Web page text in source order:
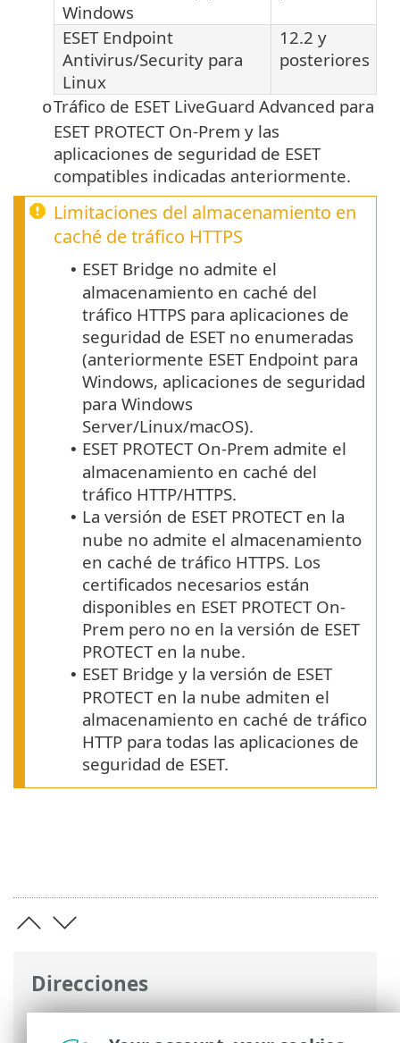
Direcciones
Ayuda en línea de ESET>ESET Bridge>
Windows
ESET Endpoint
Antivirus/Security para
Linux
12.2 y
posteriores
oTráfico de ESET LiveGuard Advanced para
ESET PROTECT On-Prem y las
aplicaciones de seguridad de ESET
compatibles indicadas anteriormente.
Limitaciones del almacenamiento en
caché de tráfico HTTPS
• ESET Bridge no admite el
almacenamiento en caché del
tráfico HTTPS para aplicaciones de
seguridad de ESET no enumeradas
(anteriormente ESET Endpoint para
Windows, aplicaciones de seguridad
para Windows
Server/Linux/macOS).
• ESET PROTECT On-Prem admite el
almacenamiento en caché del
tráfico HTTP/HTTPS.
• La versión de ESET PROTECT en la
nube no admite el almacenamiento
en caché de tráfico HTTPS. Los
certificados necesarios están
disponibles en ESET PROTECT On-
Prem pero no en la versión de ESET
PROTECT en la nube.
• ESET Bridge y la versión de ESET
PROTECT en la nube admiten el
almacenamiento en caché de tráfico
HTTP para todas las aplicaciones de
seguridad de ESET.